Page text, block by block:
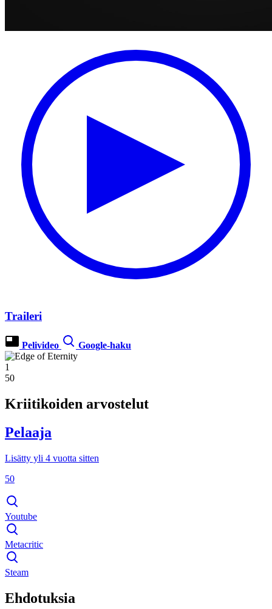
Traileri
Pelivideo Google-haku
1
50
Kriitikoiden arvostelut
Pelaaja
Lisätty yli 4 vuotta sitten
50
Youtube
Metacritic
Steam
Ehdotuksia